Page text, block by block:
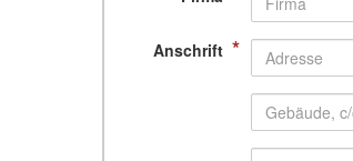
Anschrift *